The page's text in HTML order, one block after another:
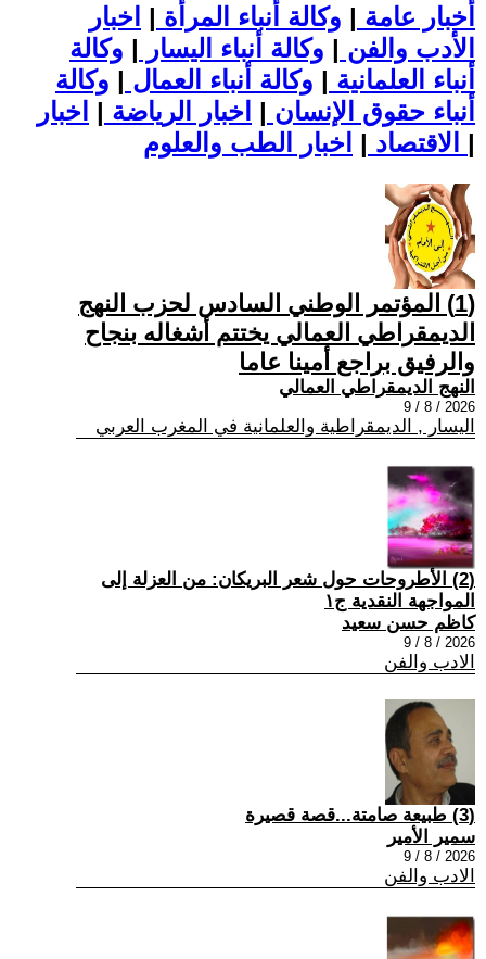
أخبار عامة | وكالة أنباء المرأة | اخبار
الأدب والفن | وكالة أنباء اليسار | وكالة
أنباء العلمانية | وكالة أنباء العمال | وكالة
أنباء حقوق الإنسان | اخبار الرياضة | اخبار
الاقتصاد | |
(1) المؤتمر الوطني السادس لحزب النهج
الديمقراطي العمالي يختتم أشغاله بنجاح
والرفيق براجع أمينا عاما
النهج الديمقراطي العمالي
2026 / 8 / 9
اليسار , الديمقراطية والعلمانية في المغرب العربي
(2) الأطروحات حول شعر البريكان: من العزلة إلى
المواجهة النقدية ج١
كاظم حسن سعيد
2026 / 8 / 9
الادب والفن
(3) طبيعة صامتة...قصة قصيرة
سمير الأمير
2026 / 8 / 9
الادب والفن